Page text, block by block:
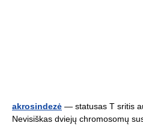
akrosindezė — statusas T sritis
Nevisiškas dviejų chromosomų